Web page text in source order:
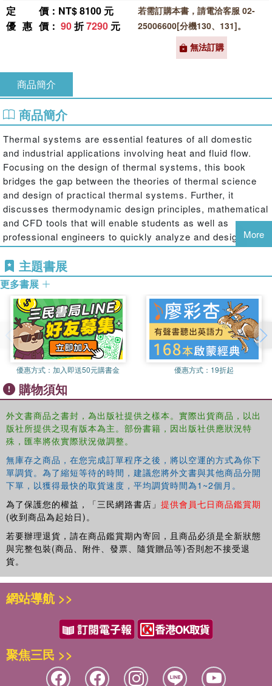
定價 ：NT$ 8100 元
優惠價 ： 90折7290 元
若需訂購本書，請電洽客服 02-
25006600[分機130、131]。
無法訂購
商品簡介
商品簡介
Thermal systems are essential features of all domestic
and industrial applications involving heat and fluid flow.
Focusing on the design of thermal systems, this book
bridges the gap between the theories of thermal science
and design of practical thermal systems. Further, it
discusses thermodynamic design principles, mathematical
and CFD tools that will enable students as well as
professional engineers to quickly analyze and design
practical thermal systems. The major emphasis is on
practical problems related to contemporary energy- and
environment-related thermal systems including
discussions on computational fluid dynamics used in
thermal system design.
Features
Exclusive book integrating thermal sciences and computational
approaches
Covers both philosophical concepts related to systems and design,
to numerical methods, to design of specific systems, to
computational fluid dynamics strategies
Focus on solving complex real-world thermal system design
problems instead of just designing a single component or simple
systems
Introduces usage of statistics and machine learning methods to
optimize the system
Includes sample PYTHON codes, exercise problems, special
projects
students and industry professionals in mechanical
engineering, thermo-fluids, HVAC, energy engineering,
power engineering, chemical engineering, nuclear
engineering.
More
主題書展
更多書展
優惠方式： 加入即送50元購書金 優惠方式： 19折起
購物須知
外文書商品之書封，為出版社提供之樣本。實際出貨商品，以出
版社所提供之現有版本為主。部份書籍，因出版社供應狀況特
殊，匯率將依實際狀況做調整。
無庫存之商品，在您完成訂單程序之後，將以空運的方式為你下
單調貨。為了縮短等待的時間，建議您將外文書與其他商品分開
下單，以獲得最快的取貨速度，平均調貨時間為1~2個月。
為了保護您的權益，「三民網路書店」 提供會員七日商品鑑賞期
(收到商品為起始日)。
若要辦理退貨，請在商品鑑賞期內寄回，且商品必須是全新狀態
與完整包裝(商品、附件、發票、隨貨贈品等)否則恕不接受退
貨。
網站導航 >>
聚焦三民 >>